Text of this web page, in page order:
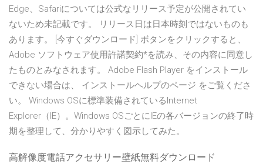
Edge、Safariについては公式なリリース予定が公開されてい
ないため未記載です。 リリース日は日本時刻ではないものも
あります。 [今すぐダウンロード] ボタンをクリックすると、
Adobe ソフトウェア使用許諾契約*を読み、その内容に同意し
たものとみなされます。 Adobe Flash Player をインストール
できない場合は、 インストールヘルプのページ をご覧くださ
い。 Windows OSに標準装備されているInternet
Explorer（IE）。Windows OSごとにIEの各バージョンの終了時
期を整理して、分かりやすく図示してみた。
高解像度電話アクセサリー壁紙無料ダウンロード